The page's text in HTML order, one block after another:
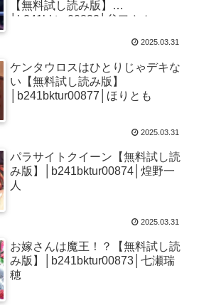
【無料試し読み版】
│b241bktur00822│谷口さん
2025.03.31
ケンタウロスはひとりじゃデキな
い【無料試し読み版】
│b241bktur00877│ほりとも
2025.03.31
パラサイトクイーン【無料試し読
み版】│b241bktur00874│煌野一
人
2025.03.31
お嫁さんは魔王！？【無料試し読
み版】│b241bktur00873│七瀬瑞
穂